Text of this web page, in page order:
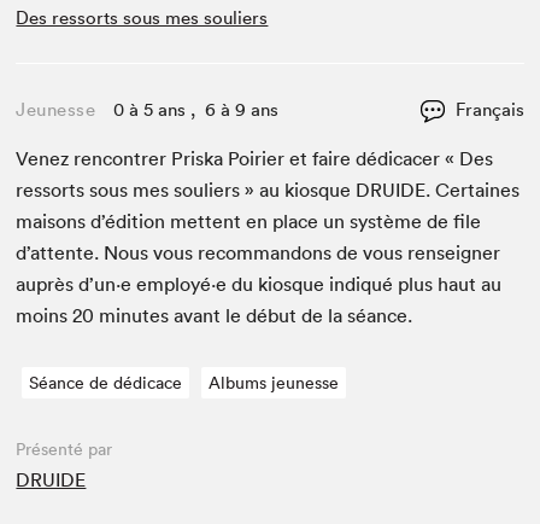
Des ressorts sous mes souliers
Jeunesse 0 à 5 ans , 6 à 9 ans Français
Venez ren­con­tr­er Priska Poiri­er et faire dédi­cac­er « Des
ressorts sous mes souliers » au kiosque DRUIDE. Cer­taines
maisons d’édi­tion met­tent en place un sys­tème de file
d’at­tente. Nous vous recom­man­dons de vous ren­seign­er
auprès d’un·e employé·e du kiosque indiqué plus haut au
moins20 min­utes avant le début de la séance.
Séance de dédicace Albums jeunesse
Présenté par
DRUIDE